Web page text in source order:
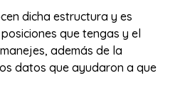
dicha estructura y es
que tengas y el
además de la
datos que ayudaron a que